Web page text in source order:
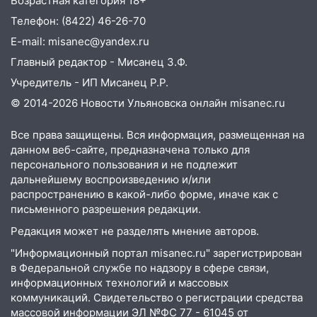
06.08.2026
23:20 Прогноз погоды на 7 августа в
20:04 Ульяновцев приглашают на забег,
посвящённый Дню воздушного флота
России
19:12 В Ульяновской области
руководителя частной компании
наказали за сокрытие прошлого своего
сотрудник
18:02 В Ульяновск едут звезды
баскетбола!
17:08 Ульяновский областной суд
оставил в силе приговор руководству
«УльяновскФармации» за махинации на
3,2 млн рублей
Телефон: (8422) 46-26-70
E-mail: misanec@yandex.ru
Главный редактор - Мисанец З.Ф.
Учредитель - ИП Мисанец Р.Р.
© 2014-2026 Новости Ульяновска онлайн misanec.ru
Все права защищены. Вся информация, размещенная на
данном веб-сайте, предназначена только для
персонального пользования и не подлежит
дальнейшему воспроизведению и/или
распространению в какой-либо форме, иначе как с
письменного разрешения редакции.
Редакция может не разделять мнение авторов.
"Информационный портал misanec.ru" зарегистрирован
в Федеральной службе по надзору в сфере связи,
информационных технологий и массовых
коммуникаций. Свидетельство о регистрации средства
массовой информации ЭЛ №ФС 77 - 61045 от